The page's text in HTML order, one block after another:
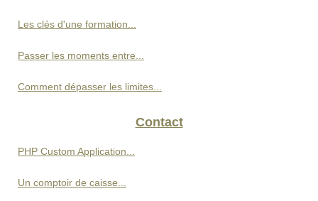
Les clés d'une formation...
Passer les moments entre...
Comment dépasser les limites...
Contact
PHP Custom Application...
Un comptoir de caisse...